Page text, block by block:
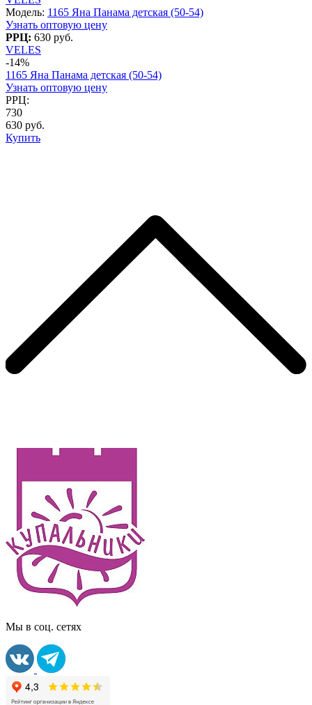
Модель: 1165 Яна Панама детская (50-54)
Узнать оптовую цену
РРЦ: 630 руб.
VELES
-14%
1165 Яна Панама детская (50-54)
Узнать оптовую цену
РРЦ:
730
630 руб.
Купить
Мы в соц. сетях